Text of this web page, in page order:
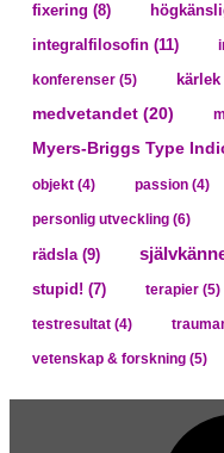
fixering (8)
integralfilosofin (11)
konferenser (5) kärlek
medvetandet (20)
Myers-Briggs Type
objekt (4) passion (4)
personlig utveckling (6)
rädsla(9)
stupid! (7) terapier (5)
testresultat (4)
vetenskap & forskning (5)